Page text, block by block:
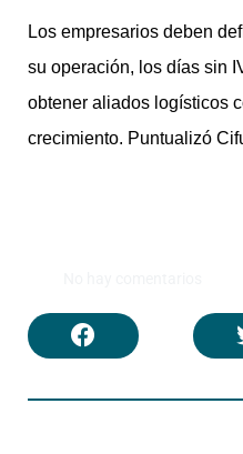
Los empresarios deben
su operación, los días sin
obtener aliados logísticos
crecimiento. Puntualizó